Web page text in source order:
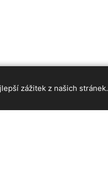
zážitek z našich stránek.